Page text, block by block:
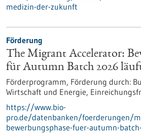
medizin-der-zukunft
Förderung
The Migrant Accelerator:
für Autumn Batch 2026
Förderprogramm, Förderung durch:
Wirtschaft und Energie,
https://www.bio-
pro.de/datenbanken/foerderungen/
bewerbungsphase-fuer-autumn-